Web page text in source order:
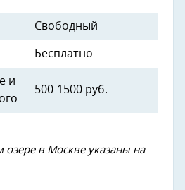
Свободный
Бесплатно
и
500-1500 руб.
в Москве указаны на